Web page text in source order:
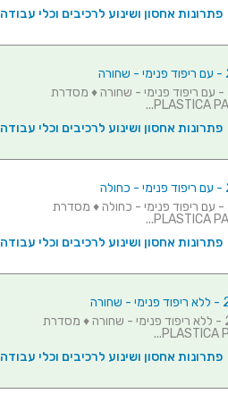
פתרונות אחסון ושינוע לרכיבים וכלי עבודה
מזוודת אחסון 260X210X76MM - עם ריפוד פנימי - שחורה ♦ מסדרת
פתרונות אחסון ושינוע לרכיבים וכלי עבודה
מזוודת אחסון 260X210X76MM - עם ריפוד פנימי - כחולה ♦ מסדרת
פתרונות אחסון ושינוע לרכיבים וכלי עבודה
מזוודת אחסון 280X240X76MM - ללא ריפוד פנימי - שחורה ♦ מסדרת
פתרונות אחסון ושינוע לרכיבים וכלי עבודה